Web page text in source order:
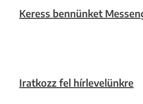
Keress bennünket
Iratkozz fel hírlevelünkre